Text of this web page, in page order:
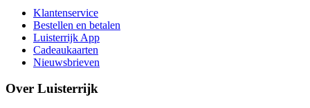
Klantenservice
Bestellen en betalen
Luisterrijk App
Cadeaukaarten
Nieuwsbrieven
Over Luisterrijk